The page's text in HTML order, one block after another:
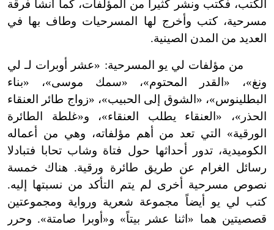
الكتب، فكتب ونشر كثيراً من المؤلفات، كما أنشأ فرقة
مسرحية، كتب وأخرج لها المسرحيات وطاف بها في
العديد من المدن الصينية.
من مؤلفات لي يو المسرحية: «عشر أوبرات لـ لي
ونغ»، «القدر المحتوم»، «سمك موسى»، «بناء
البطلينوس»، «الشوق إلى الحبيب»، «زواج طائر العنقاء
الحذر»، «العنقاء يطلب العنقاء»، و«غلطة الطائرة
الورقية» التي تعد من أهم مؤلفاته، وهي من أعماله
الكوميدية، تدور أحداثها حول فتاة وشاب تحابا فتبادلا
رسائل الغرام عن طريق طائرة ورقية. هناك خمسة
نصوص مسرحية أخرى لم يتم التأكد من نسبتها إليه.
كتب لي يو أيضاً مجموعة شعرية ورواية ومجموعتين
قصصيتين هما «اثنا عشر بيتاً» و«أوبرا صامتة». وحرر